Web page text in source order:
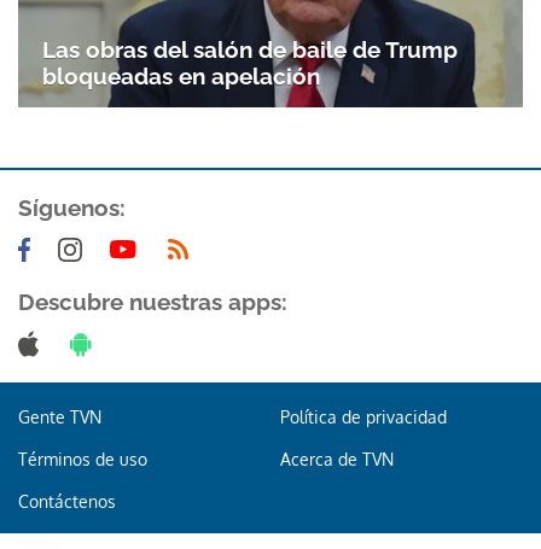
Las obras del salón de baile de Trump
bloqueadas en apelación
Síguenos:
Descubre nuestras apps:
Gente TVN Política de privacidad
Términos de uso Acerca de TVN
Contáctenos